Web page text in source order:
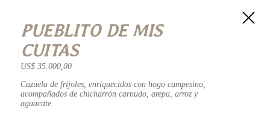
PUEBLITO DE MIS
CUITAS
US$ 35.000,00
Cazuela de frijoles, enriquecidos con hogo campesino,
acompañados de chicharrón carnudo, arepa, arroz y
aguacate.